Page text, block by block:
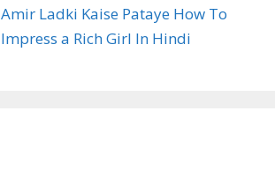
Amir Ladki Kaise Pataye How To
Impress a Rich Girl In Hindi